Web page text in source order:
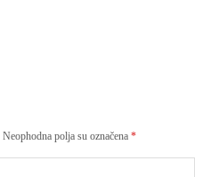
Neophodna polja su označena*